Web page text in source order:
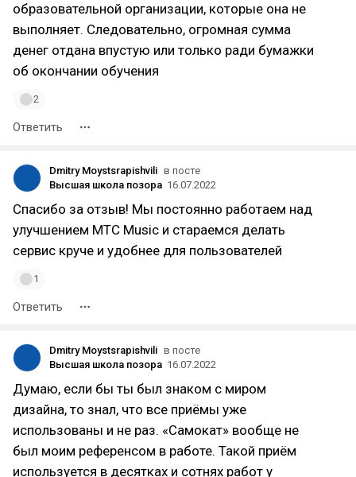
образовательной организации, которые она не
выполняет. Следовательно, огромная сумма
денег отдана впустую или только ради бумажки
об окончании обучения
2
Ответить
Dmitry Moystsrapishvili в посте
Высшая школа позора 16.07.2022
Спасибо за отзыв! Мы постоянно работаем над
улучшением МТС Music и стараемся делать
сервис круче и удобнее для пользователей
1
Ответить
Dmitry Moystsrapishvili в посте
Высшая школа позора 16.07.2022
Думаю, если бы ты был знаком с миром
дизайна, то знал, что все приёмы уже
использованы и не раз. «Самокат» вообще не
был моим референсом в работе. Такой приём
используется в десятках и сотнях работ у